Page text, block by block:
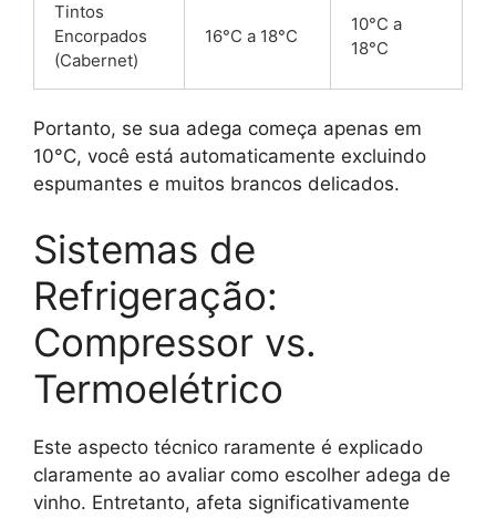
Tintos
Encorpados
(Cabernet)
16°C a 18°C
10°C a
18°C
Portanto, se sua adega começa apenas em
10°C, você está automaticamente excluindo
espumantes e muitos brancos delicados.
Sistemas de
Refrigeração:
Compressor vs.
Termoelétrico
Este aspecto técnico raramente é explicado
claramente ao avaliar como escolher adega de
vinho. Entretanto, afeta significativamente